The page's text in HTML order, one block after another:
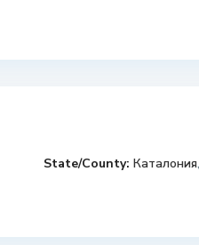
State/County: Каталония,